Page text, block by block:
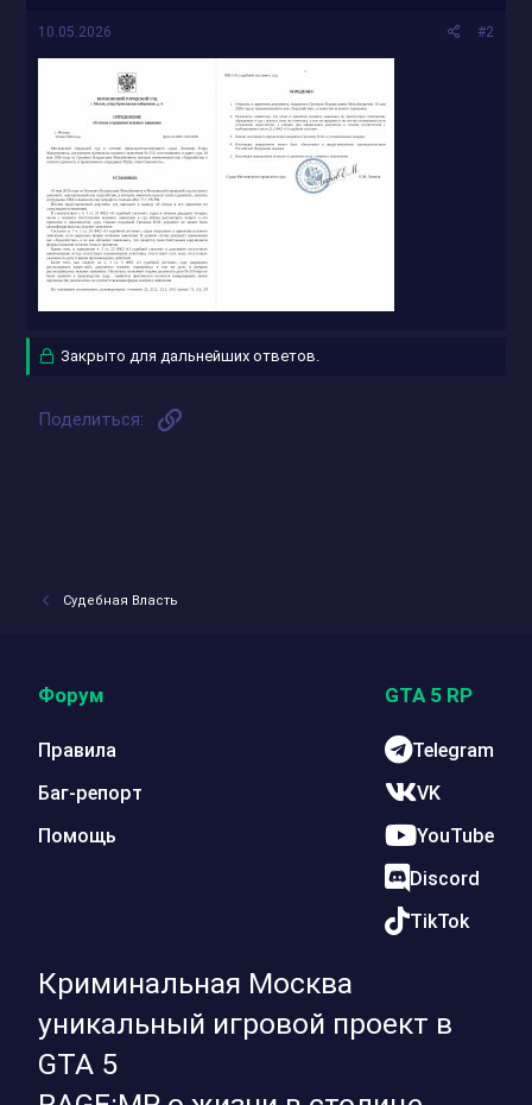
10.05.2026 #2
Закрыто для дальнейших ответов.
Поделиться:
Судебная Власть
Криминальная Москва
уникальный игровой проект в
GTA 5
Форум
Правила
Баг-репорт
Помощь
GTA 5 RP
Telegram
VK
YouTube
Discord
TikTok